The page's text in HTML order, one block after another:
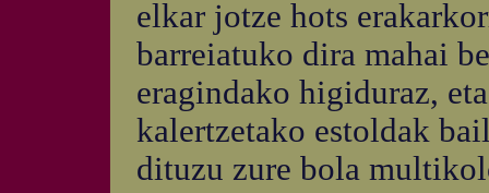
elkar jotze hots
barreiatuko dira mahai
eragindako higiduraz,
kalertzetako estoldak
dituzu zure bola